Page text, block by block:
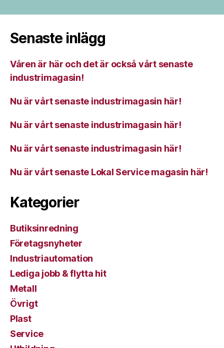
Senaste inlägg
Våren är här och det är också vårt senaste
industrimagasin!
Nu är vårt senaste industrimagasin här!
Nu är vårt senaste industrimagasin här!
Nu är vårt senaste industrimagasin här!
Nu är vårt senaste Lokal Service magasin här!
Kategorier
Butiksinredning
Företagsnyheter
Industriautomation
Lediga jobb & flytta hit
Metall
Övrigt
Plast
Service